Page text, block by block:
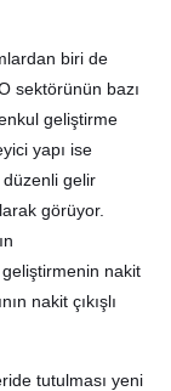
biri de
sektörünün bazı
geliştirme
yapı ise
düzenli gelir
görüyor.
geliştirmenin nakit
nakit çıkışlı
tutulması yeni